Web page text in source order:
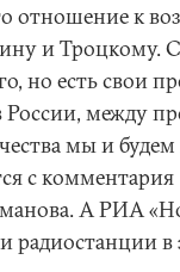
отношение к
и Троцкому.
но есть свои
России, между
мы и будем
с комментария
А РИА
радиостанции в